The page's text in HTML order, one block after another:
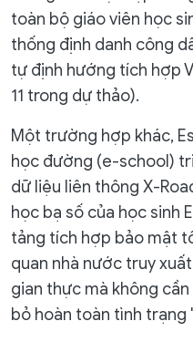
toàn bộ giáo viên học
thống định danh công
tự định hướng tích hợp
11 trong dự thảo).
Một trường hợp khác,
học đường (e-school)
dữ liệu liên thông X-
học bạ số của học sinh
tảng tích hợp bảo mật
quan nhà nước truy
gian thực mà không
bỏ hoàn toàn tình trạng